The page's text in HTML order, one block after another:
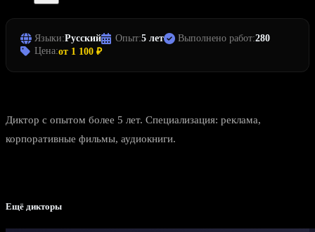
Языки:Русский Опыт:5 лет Выполнено работ:280
Цена:от 1 100 ₽
Диктор с опытом более 5 лет. Специализация: реклама,
корпоративные фильмы, аудиокниги.
Ещё дикторы